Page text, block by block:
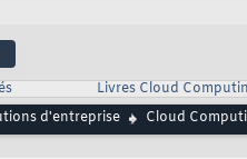
Livres Cloud
d'entreprise Cloud